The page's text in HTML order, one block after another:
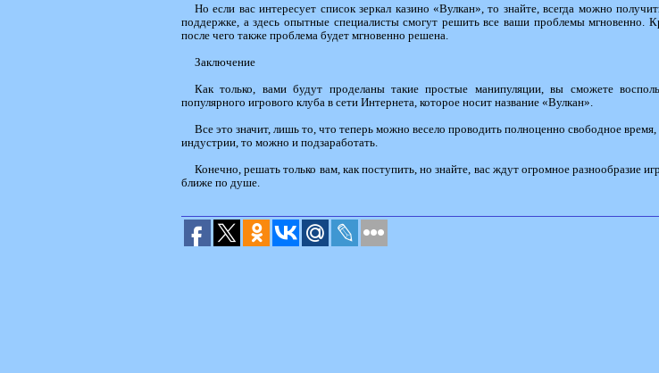
Но если вас интересует список зеркал казино «Вулкан», то знайте, всегда можно
поддержке, а здесь опытные специалисты смогут решить все ваши проблемы мгновенно.
после чего также проблема будет мгновенно решена.
Заключение
Как только, вами будут проделаны такие простые манипуляции, вы сможете
популярного игрового клуба в сети Интернета, которое носит название «Вулкан».
Все это значит, лишь то, что теперь можно весело проводить полноценно свободное
индустрии, то можно и подзаработать.
Конечно, решать только вам, как поступить, но знайте, вас ждут огромное разнообразие
ближе по душе.